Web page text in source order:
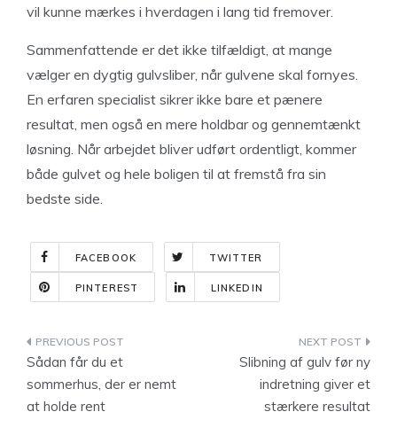
vil kunne mærkes i hverdagen i lang tid fremover.
Sammenfattende er det ikke tilfældigt, at mange
vælger en dygtig gulvsliber, når gulvene skal fornyes.
En erfaren specialist sikrer ikke bare et pænere
resultat, men også en mere holdbar og gennemtænkt
løsning. Når arbejdet bliver udført ordentligt, kommer
både gulvet og hele boligen til at fremstå fra sin
bedste side.
FACEBOOK TWITTER
PINTEREST LINKEDIN
Indlægsnavigation
Sådan får du et
sommerhus, der er nemt
at holde rent
Slibning af gulv før ny
indretning giver et
stærkere resultat